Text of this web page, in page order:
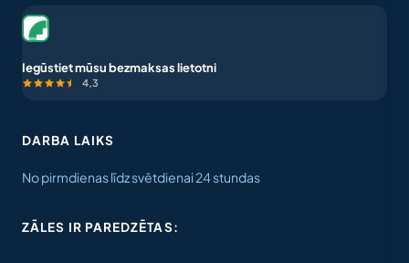
Iegūstiet mūsu bezmaksas lietotni
4,3
DARBA LAIKS
No pirmdienas līdz svētdienai 24 stundas
ZĀLES IR PAREDZĒTAS: